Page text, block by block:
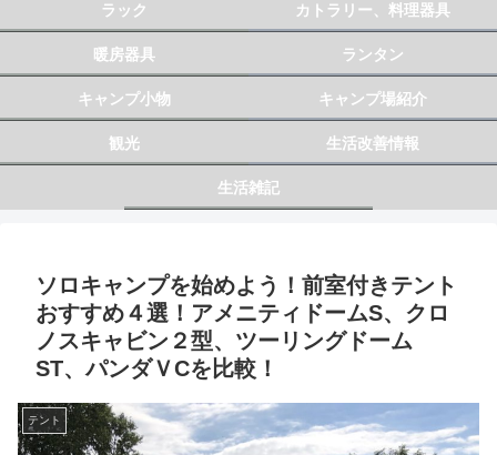
ラック カトラリー、料理器具
暖房器具 ランタン
キャンプ小物 キャンプ場紹介
観光 生活改善情報
生活雑記
ソロキャンプを始めよう！前室付きテント
おすすめ４選！アメニティドームS、クロ
ノスキャビン２型、ツーリングドーム
ST、パンダＶCを比較！
テント